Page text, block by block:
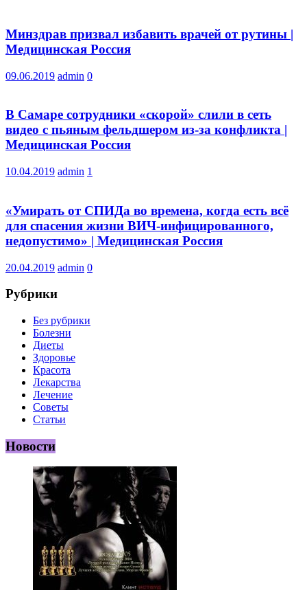
Минздрав призвал избавить врачей от рутины |
Медицинская Россия
09.06.2019 admin 0
В Самаре сотрудники «скорой» слили в сеть
видео с пьяным фельдшером из-за конфликта |
Медицинская Россия
10.04.2019 admin 1
«Умирать от СПИДа во времена, когда есть всё
для спасения жизни ВИЧ-инфицированного,
недопустимо» | Медицинская Россия
20.04.2019 admin 0
Рубрики
Без рубрики
Болезни
Диеты
Здоровье
Красота
Лекарства
Лечение
Советы
Статьи
Новости